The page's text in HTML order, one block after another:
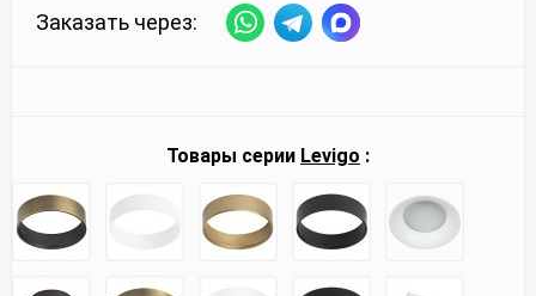
Заказать через:
Товары серии Levigo :